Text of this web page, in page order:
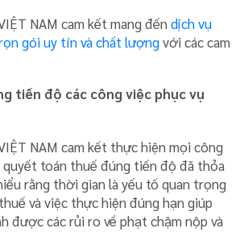
NAM cam kết mang đến dịch vụ
gói uy tín và chất lượngvới các cam
tiến độ các công việc phục vụ
NAM cam kết thực hiện mọi công
quyết toán thuế đúng tiến độ đã thỏa
rằng thời gian là yếu tố quan trọng
và việc thực hiện đúng hạn giúp
được các rủi ro về phạt chậm nộp và